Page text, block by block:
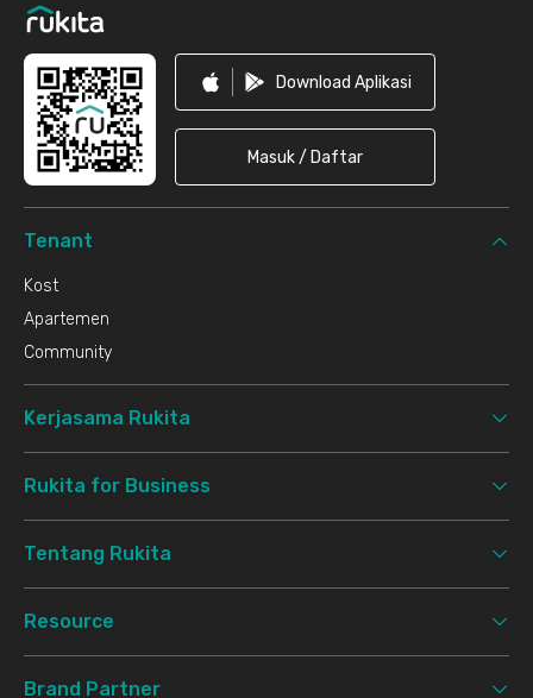
Download Aplikasi
Masuk / Daftar
Tenant
Kost
Apartemen
Community
Kerjasama Rukita
Rukita for Business
Tentang Rukita
Resource
Brand Partner